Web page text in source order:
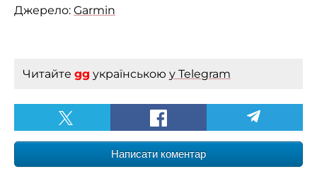
Джерело: Garmin
Читайте gg українською у Telegram
Написати коментар